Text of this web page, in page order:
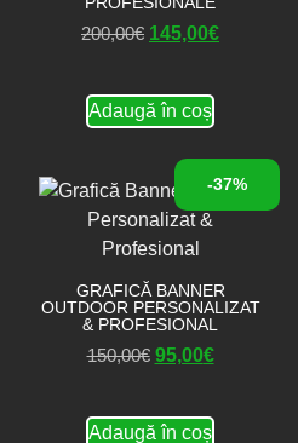
200,00€ 145,00€
Adaugă în coș
-37%
GRAFICĂ BANNER
OUTDOOR PERSONALIZAT
& PROFESIONAL
150,00€ 95,00€
Adaugă în coș